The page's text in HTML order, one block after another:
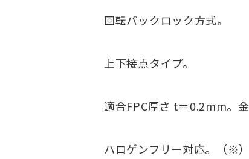
回転バックロック方式。
上下接点タイプ。
適合FPC厚さ t＝0.2mm。金
ハロゲンフリー対応。（※）